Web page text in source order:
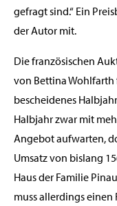
gefragt sind.“ Ein
der Autor mit.
Die französischen
von Bettina Wohlfarth
bescheidenes
Halbjahr zwar mit
Angebot aufwarten,
Umsatz von bislang
Haus der Familie
muss allerdings